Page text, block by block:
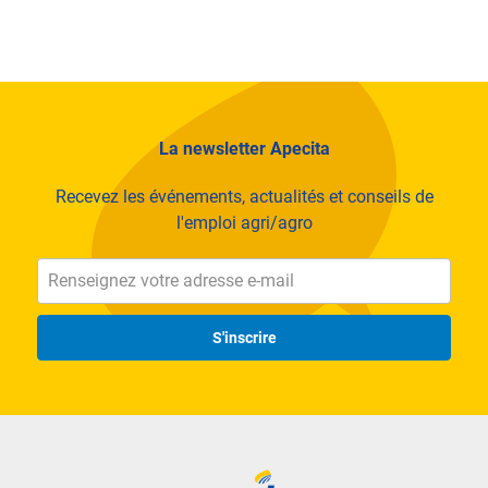
claires pour ceux qui cherchent à grandir
professionnellement.
Une culture d'entreprise qui valorise l'engagement
Nous sommes fortement engagés dans une démarche RSE
pour répondre aux attentes grandissantes de la société sur
les sujets de qualité de vie au travail et d’impact
environnemental et être en phase avec notre raison d’être
“Inspirer les acteurs du territoire”.
La newsletter Apecita
Recevez les événements, actualités et conseils de
l'emploi agri/agro
S'inscrire